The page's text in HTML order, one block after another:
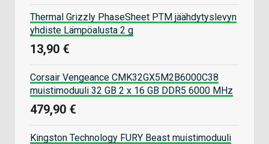
Thermal Grizzly PhaseSheet PTM jäähdytyslevyn
yhdiste Lämpöalusta 2 g
13,90 €
Corsair Vengeance CMK32GX5M2B6000C38
muistimoduuli 32 GB 2 x 16 GB DDR5 6000 MHz
479,90 €
Kingston Technology FURY Beast muistimoduuli